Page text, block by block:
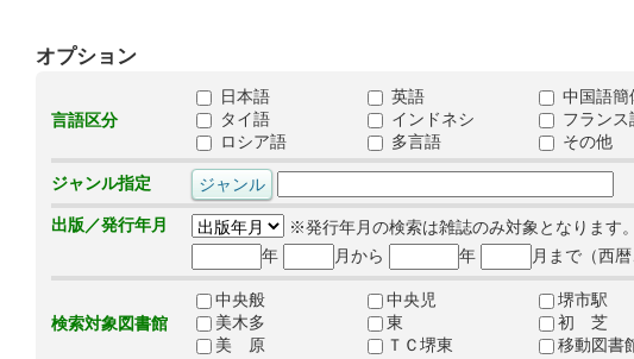
オプション
言語区分
日本語 英語 中国語簡
タイ語
インドネシ フランス
ロシア語
多言語 その他
ジャンル指定
出版／発行年月
※発行年月の検索は雑誌のみ対象となります。
年
月から 年 月まで（西暦
検索対象図書館
中央般 中央児 堺市駅
美木多
東 初 芝
美 原
ＴＣ堺東 移動図書